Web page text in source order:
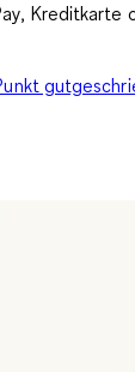
Kreditkarte